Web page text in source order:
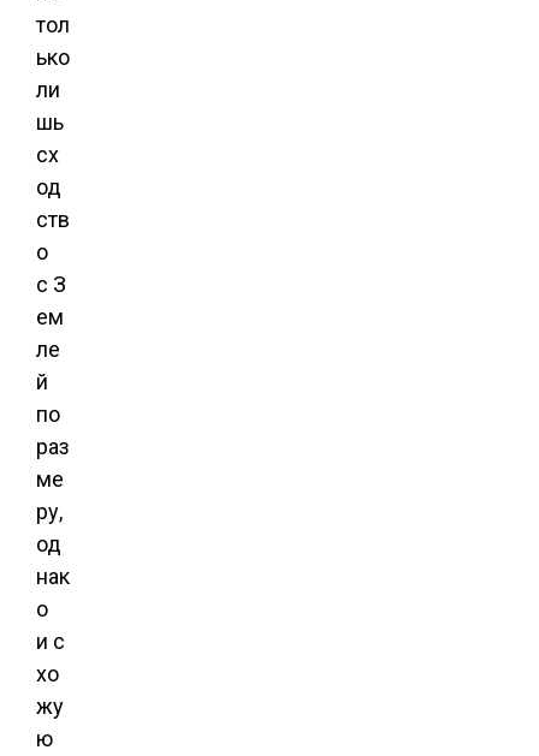
тол
ько
ли
шь
сх
од
ств
о
с З
ем
ле
й
по
раз
ме
ру,
од
нак
о
и с
хо
жу
ю